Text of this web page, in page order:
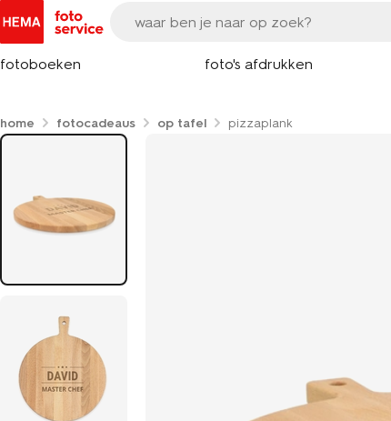
fotoboeken foto's afdrukken
home fotocadeaus op tafel pizzaplank